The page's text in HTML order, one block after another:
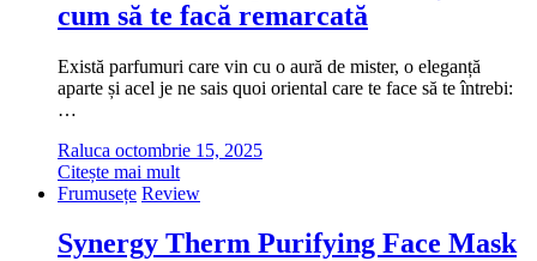
cum să te facă remarcată
Există parfumuri care vin cu o aură de mister, o eleganță
aparte și acel je ne sais quoi oriental care te face să te întrebi:
…
Raluca octombrie 15, 2025
Citește mai mult
Frumusețe Review
Synergy Therm Purifying Face Mask